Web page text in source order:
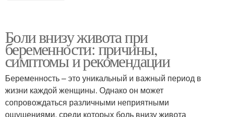
Боли внизу живота при
беременности: причины,
симптомы и рекомендации
Беременность – это уникальный и важный период в
жизни каждой женщины. Однако он может
сопровождаться различными неприятными
ощущениями, среди которых боль внизу живота